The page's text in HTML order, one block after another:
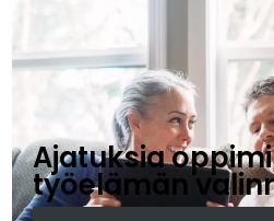
Ajatuksia
työelämän